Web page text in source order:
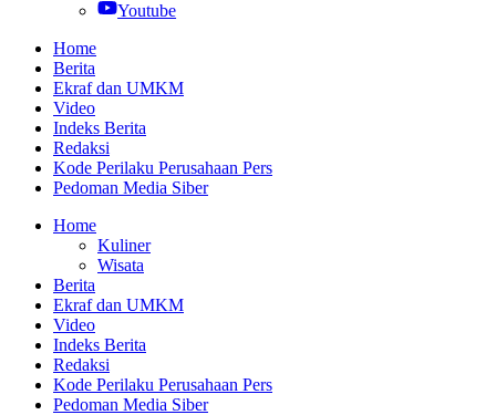
Youtube
Home
Berita
Ekraf dan UMKM
Video
Indeks Berita
Redaksi
Kode Perilaku Perusahaan Pers
Pedoman Media Siber
Home
Kuliner
Wisata
Berita
Ekraf dan UMKM
Video
Indeks Berita
Redaksi
Kode Perilaku Perusahaan Pers
Pedoman Media Siber